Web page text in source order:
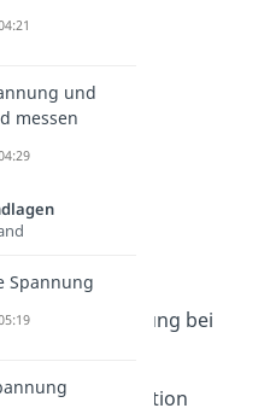
Inhalte:
Schaltung
Schaltung
Dreieck-Schaltung bei
Transformation
und
messen
Spannung